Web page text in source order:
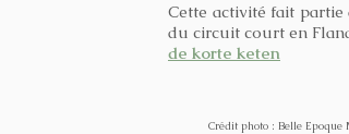
Cette activité fait partie
du circuit court en
de korte keten
Crédit photo : Belle Epoque